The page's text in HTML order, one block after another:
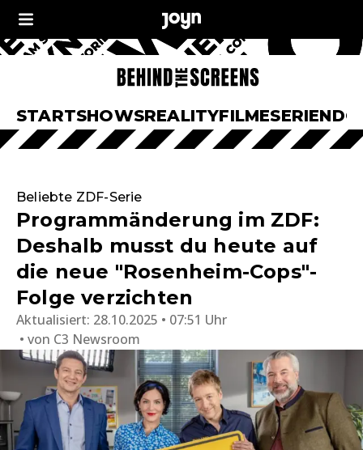
STARTSHOWSREALITYFILMESERIEN
Beliebte ZDF-Serie
Programmänderung im ZDF:
Deshalb musst du heute auf
die neue "Rosenheim-Cops"-
Folge verzichten
Aktualisiert: 28.10.2025 • 07:51 Uhr
von C3 Newsroom